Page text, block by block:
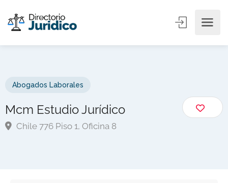
Abogados Laborales
Mcm Estudio Jurídico
Chile 776 Piso 1, Oficina 8